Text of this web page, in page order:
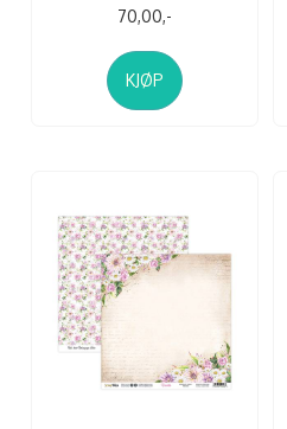
70,00,-
KJØP